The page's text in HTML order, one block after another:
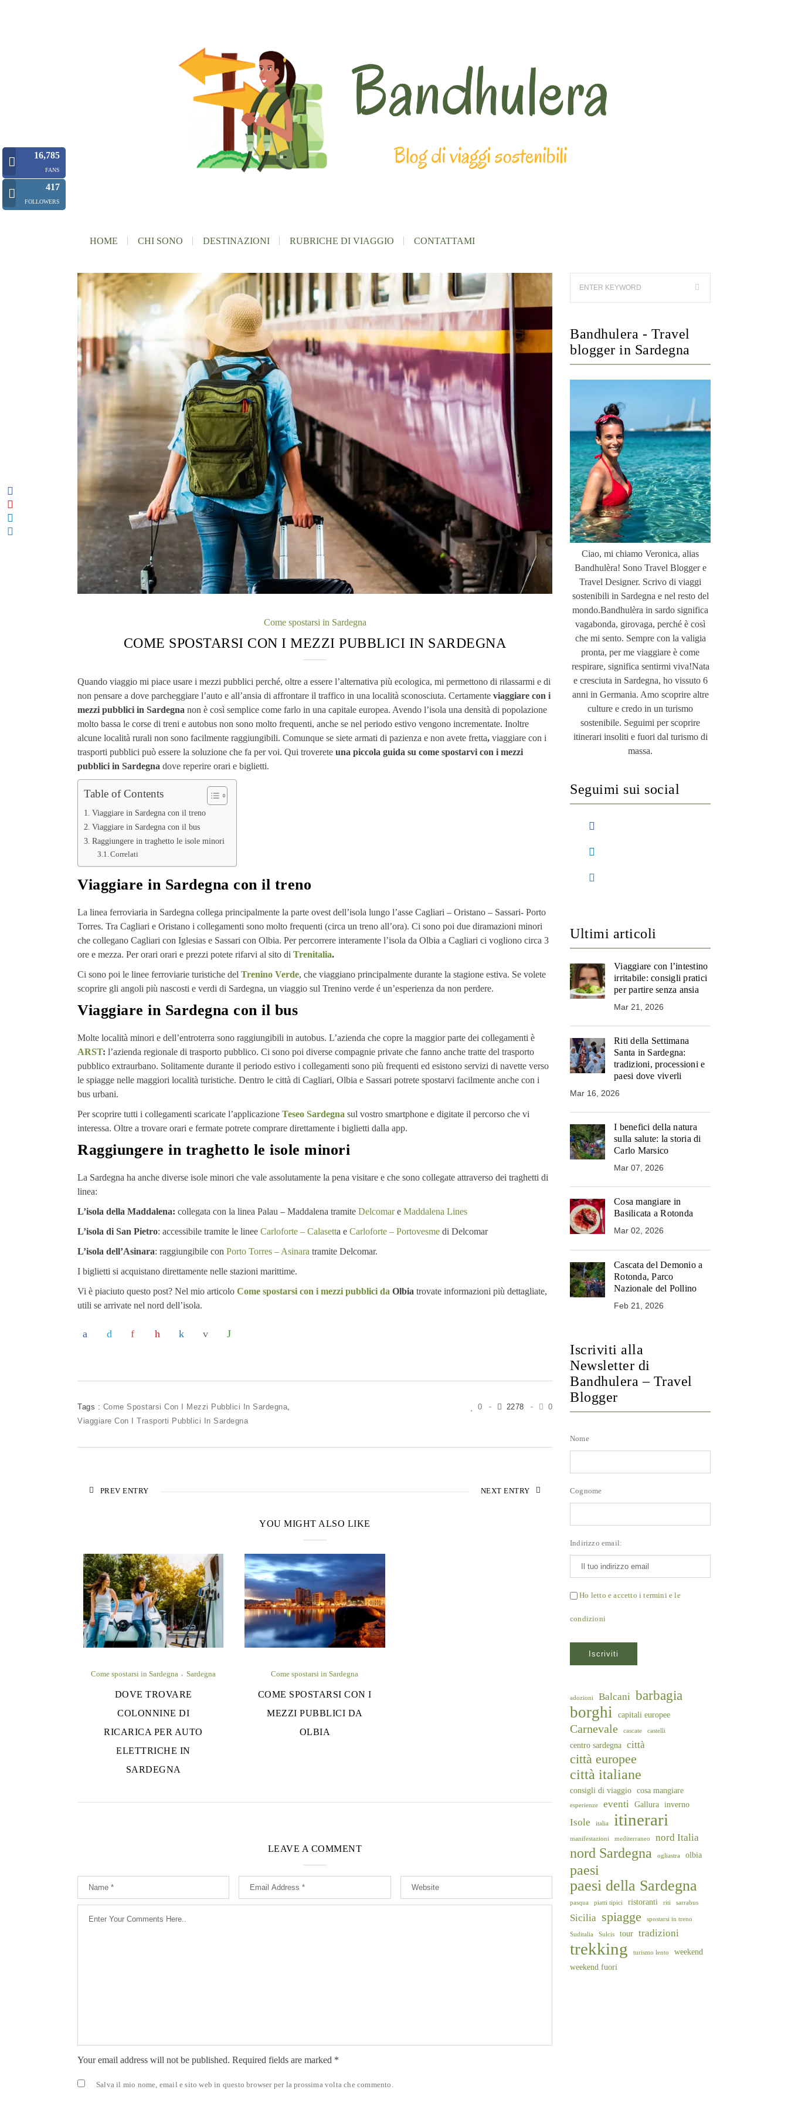
HOME CHI SONO DESTINAZIONI RUBRICHE DI VIAGGIO CONTATTAMI
Come spostarsi in Sardegna
COME SPOSTARSI CON I MEZZI PUBBLICI IN SARDEGNA
Quando viaggio mi piace usare i mezzi pubblici perché, oltre a essere l’alternativa più ecologica, mi permettono di rilassarmi e di
non pensare a dove parcheggiare l’auto e all’ansia di affrontare il traffico in una località sconosciuta. Certamente viaggiare con i
mezzi pubblici in Sardegna non è così semplice come farlo in una capitale europea. Avendo l’isola una densità di popolazione
molto bassa le corse di treni e autobus non sono molto frequenti, anche se nel periodo estivo vengono incrementate. Inoltre
alcune località rurali non sono facilmente raggiungibili. Comunque se siete armati di pazienza e non avete fretta, viaggiare con i
trasporti pubblici può essere la soluzione che fa per voi. Qui troverete una piccola guida su come spostarvi con i mezzi
pubblici in Sardegna dove reperire orari e biglietti.
Table of Contents
Viaggiare in Sardegna con il treno
Viaggiare in Sardegna con il bus
Raggiungere in traghetto le isole minori
Correlati
Viaggiare in Sardegna con il treno
La linea ferroviaria in Sardegna collega principalmente la parte ovest dell’isola lungo l’asse Cagliari – Oristano – Sassari- Porto
Torres. Tra Cagliari e Oristano i collegamenti sono molto frequenti (circa un treno all’ora). Ci sono poi due diramazioni minori
che collegano Cagliari con Iglesias e Sassari con Olbia. Per percorrere interamente l’isola da Olbia a Cagliari ci vogliono circa 3
ore e mezza. Per orari orari e prezzi potete rifarvi al sito di Trenitalia.
Ci sono poi le linee ferroviarie turistiche del Trenino Verde, che viaggiano principalmente durante la stagione estiva. Se volete
scoprire gli angoli più nascosti e verdi di Sardegna, un viaggio sul Trenino verde é un’esperienza da non perdere.
Viaggiare in Sardegna con il bus
Molte località minori e dell’entroterra sono raggiungibili in autobus. L’azienda che copre la maggior parte dei collegamenti è
ARST: l’azienda regionale di trasporto pubblico. Ci sono poi diverse compagnie private che fanno anche tratte del trasporto
pubblico extraurbano. Solitamente durante il periodo estivo i collegamenti sono più frequenti ed esistono servizi di navette verso
le spiagge nelle maggiori località turistiche. Dentro le città di Cagliari, Olbia e Sassari potrete spostarvi facilmente anche con i
bus urbani.
Per scoprire tutti i collegamenti scaricate l’applicazione Teseo Sardegna sul vostro smartphone e digitate il percorso che vi
interessa. Oltre a trovare orari e fermate potrete comprare direttamente i biglietti dalla app.
Raggiungere in traghetto le isole minori
La Sardegna ha anche diverse isole minori che vale assolutamente la pena visitare e che sono collegate attraverso dei traghetti di
linea:
L’isola della Maddalena: collegata con la linea Palau – Maddalena tramite Delcomare Maddalena Lines
L’isola di San Pietro: accessibile tramite le linee Carloforte – Calasetta e Carloforte – Portovesme di Delcomar
L’isola dell’Asinara: raggiungibile con Porto Torres – Asinara tramite Delcomar.
I biglietti si acquistano direttamente nelle stazioni marittime.
Vi è piaciuto questo post? Nel mio articolo Come spostarsi con i mezzi pubblici da Olbia trovate informazioni più dettagliate,
utili se arrivate nel nord dell’isola.
Tags : Come Spostarsi Con I Mezzi Pubblici In Sardegna,
Viaggiare Con I Trasporti Pubblici In Sardegna
0
2278
0
PREV ENTRY NEXT ENTRY
YOU MIGHT ALSO LIKE
Come spostarsi in Sardegna Sardegna
DOVE TROVARE
COLONNINE DI
RICARICA PER AUTO
ELETTRICHE IN
SARDEGNA
Come spostarsi in Sardegna
COME SPOSTARSI CON I
MEZZI PUBBLICI DA
OLBIA
LEAVE A COMMENT
Your email address will not be published. Required fields are marked *
Salva il mio nome, email e sito web in questo browser per la prossima volta che commento.
Bandhulera - Travel
blogger in Sardegna
Ciao, mi chiamo Veronica, alias
Bandhulèra! Sono Travel Blogger e
Travel Designer. Scrivo di viaggi
sostenibili in Sardegna e nel resto del
mondo.Bandhulèra in sardo significa
vagabonda, girovaga, perché è così
che mi sento. Sempre con la valigia
pronta, per me viaggiare è come
respirare, significa sentirmi viva!Nata
e cresciuta in Sardegna, ho vissuto 6
anni in Germania. Amo scoprire altre
culture e credo in un turismo
sostenibile. Seguimi per scoprire
itinerari insoliti e fuori dal turismo di
massa.
Seguimi sui social
Ultimi articoli
Viaggiare con l’intestino
irritabile: consigli pratici
per partire senza ansia
Mar 21, 2026
Riti della Settimana
Santa in Sardegna:
tradizioni, processioni e
paesi dove viverli
Mar 16, 2026
I benefici della natura
sulla salute: la storia di
Carlo Marsico
Mar 07, 2026
Cosa mangiare in
Basilicata a Rotonda
Mar 02, 2026
Cascata del Demonio a
Rotonda, Parco
Nazionale del Pollino
Feb 21, 2026
Iscriviti alla
Newsletter di
Bandhulera – Travel
Blogger
Nome
Cognome
Indirizzo email:
Ho letto e accetto i termini e le
condizioni
adozioni Balcani barbagia
borghi capitali europee
Carnevale cascate castelli
centro sardegna città
città europee
città italiane
consigli di viaggio cosa mangiare
esperienze eventi Gallura inverno
Isole italia itinerari
manifestazioni mediterraneo nord Italia
nord Sardegna ogliastra olbia
paesi
paesi della Sardegna
pasqua piatti tipici ristoranti riti sarrabus
Sicilia spiagge spostarsi in treno
Suditalia Sulcis tour tradizioni
trekking turismo lento
weekend
weekend fuori
16,785
FANS
417
FOLLOWERS